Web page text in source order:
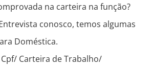
na carteira na função?
conosco, temos algumas
Doméstica.
Carteira de Trabalho/